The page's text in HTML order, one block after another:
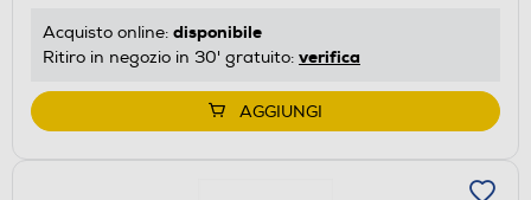
Acquisto online: disponibile
Ritiro in negozio in 30' gratuito: verifica
AGGIUNGI